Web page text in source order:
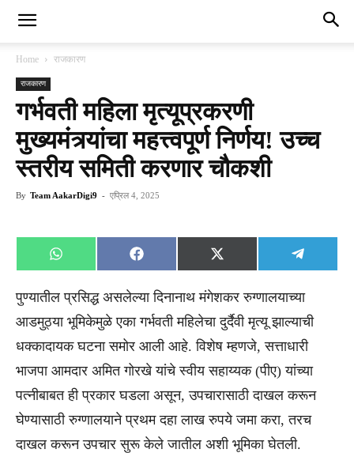
Home राजकारण
राजकारण
गर्भवती महिला मृत्यूप्रकरणी
मुख्यमंत्र्यांचा महत्त्वपूर्ण निर्णय! उच्च
स्तरीय समिती करणार चौकशी
By Team AakarDigi9 - एप्रिल 4, 2025
Share
on
WhatsApp
Share
on
Facebook
Share
on
X
(Twitter)
Share
on
पुण्यातील प्रसिद्ध असलेल्या दिनानाथ मंगेशकर रुग्णालयाच्या
आडमुठ्या भूमिकेमुळे एका गर्भवती महिलेचा दुर्दैवी मृत्यू झाल्याची
धक्कादायक घटना समोर आली आहे. विशेष म्हणजे, सत्ताधारी
भाजपा आमदार अमित गोरखे यांचे स्वीय सहाय्यक (पीए) यांच्या
पत्नीबाबत ही प्रकार घडला असून, उपचारासाठी दाखल करून
घेण्यासाठी रुग्णालयाने प्रथम दहा लाख रुपये जमा करा, तरच
दाखल करून उपचार सुरू केले जातील अशी भूमिका घेतली.